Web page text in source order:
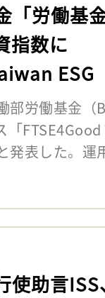
「労働基
指数に
ESG
労働基金（
「
発表した。
使助言